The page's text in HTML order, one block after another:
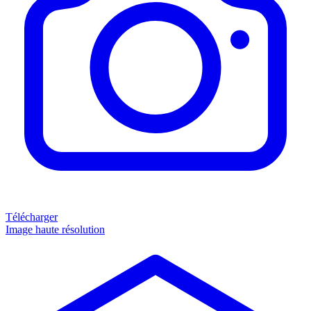
Télécharger
Image haute résolution